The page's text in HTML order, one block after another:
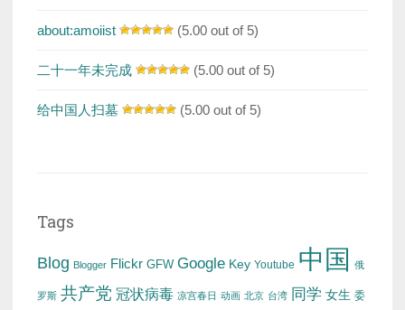
about:amoiist (5.00 out of 5)
二十一年未完成 (5.00 out of 5)
给中国人扫墓 (5.00 out of 5)
Tags
Blog Blogger Flickr GFW Google Key Youtube 中国 俄
罗斯 共产党 冠状病毒 凉宫春日 动画 北京 台湾 同学 女生 委